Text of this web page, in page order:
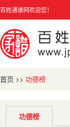
百姓通谱网欢迎您！
首页 >> 功德榜
功德榜